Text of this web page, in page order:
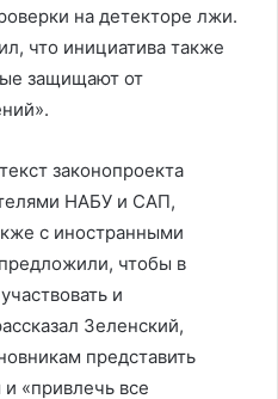
на детекторе лжи.
что инициатива также
защищают от
законопроекта
НАБУ и САП,
с иностранными
чтобы в
и
Зеленский,
представить
«привлечь все